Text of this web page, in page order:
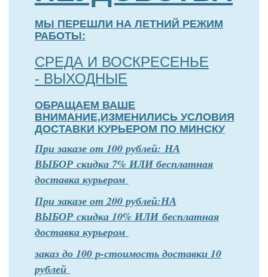
МЫ ПЕРЕШЛИ НА ЛЕТНИЙ РЕЖИМ
РАБОТЫ:
СРЕДА И ВОСКРЕСЕНЬЕ
- ВЫХОДНЫЕ
ОБРАЩАЕМ ВАШЕ
ВНИМАНИЕ,ИЗМЕНИЛИСЬ УСЛОВИЯ
ДОСТАВКИ КУРЬЕРОМ ПО МИНСКУ
При заказе от 100 рублей: НА
ВЫБОР скидка 7% ИЛИ бесплатная
доставка курьером
При заказе от 200 рублей:НА
ВЫБОР скидка 10% ИЛИ бесплатная
доставка курьером
заказ до 100 р-стоимость доставки 10
рублей